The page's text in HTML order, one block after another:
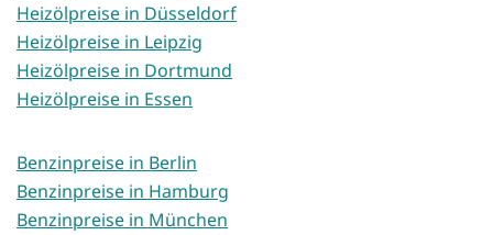
Heizölpreise in Düsseldorf
Heizölpreise in Leipzig
Heizölpreise in Dortmund
Heizölpreise in Essen
Benzinpreise in Berlin
Benzinpreise in Hamburg
Benzinpreise in München